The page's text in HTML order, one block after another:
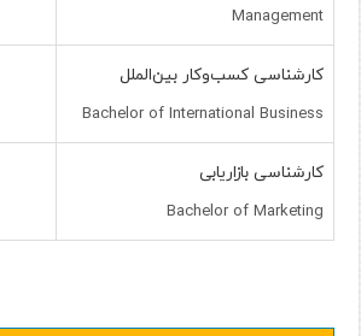
Management
کارشناسی کسب‌وکار بین‌الملل
Bachelor of International Business
کارشناسی بازاریابی
Bachelor of Marketing